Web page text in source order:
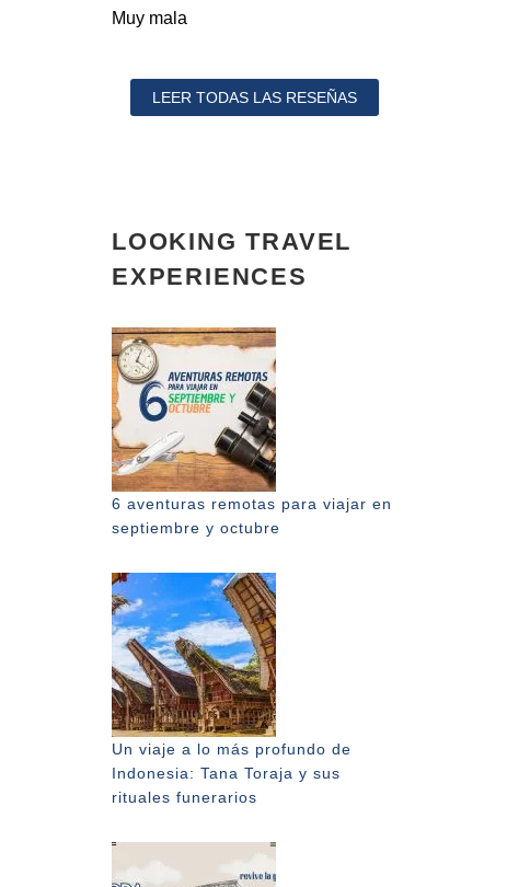
Muy mala
LEER TODAS LAS RESEÑAS
LOOKING TRAVEL
EXPERIENCES
6 aventuras remotas para viajar en
septiembre y octubre
Un viaje a lo más profundo de
Indonesia: Tana Toraja y sus
rituales funerarios